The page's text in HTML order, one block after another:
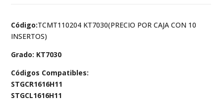
Código:TCMT110204 KT7030(PRECIO POR CAJA CON 10
INSERTOS)
Grado: KT7030
Códigos Compatibles:
STGCR1616H11
STGCL1616H11